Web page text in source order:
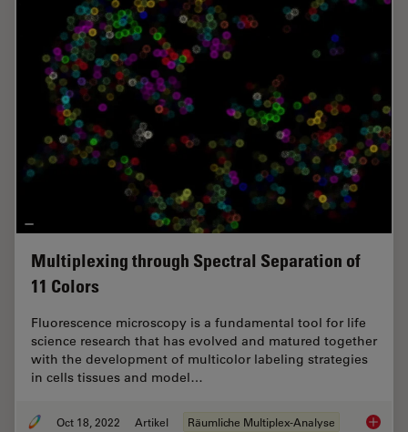
Multiplexing through Spectral Separation of
11 Colors
Fluorescence microscopy is a fundamental tool for life
science research that has evolved and matured together
with the development of multicolor labeling strategies
in cells tissues and model…
Oct 18, 2022 Artikel Räumliche Multiplex-Analyse